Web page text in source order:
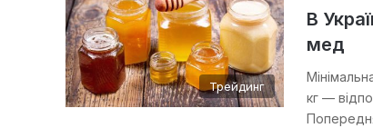
Трейдинг
В
мед
кг —